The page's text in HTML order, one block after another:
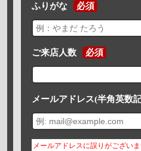
ふりがな 必須
ご来店人数 必須
メールアドレス(半角英数
メールアドレスに誤りがござい